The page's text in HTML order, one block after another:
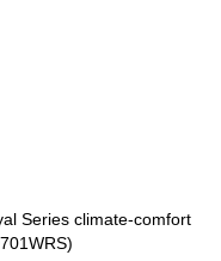
Series сlimate-сomfort